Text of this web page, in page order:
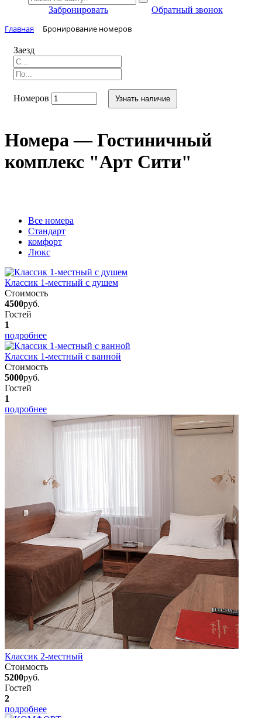
Забронировать Обратный звонок
Главная Бронирование номеров
Заезд
Номеров Узнать наличие
Номера — Гостиничный
комплекс "Арт Сити"
Вcе номера
Стандарт
комфорт
Люкс
Классик 1-местный с душем
Стоимость
4500руб.
Гостей
1
подробнее
Классик 1-местный с ванной
Стоимость
5000руб.
Гостей
1
подробнее
Классик 2-местный
Стоимость
5200руб.
Гостей
2
подробнее